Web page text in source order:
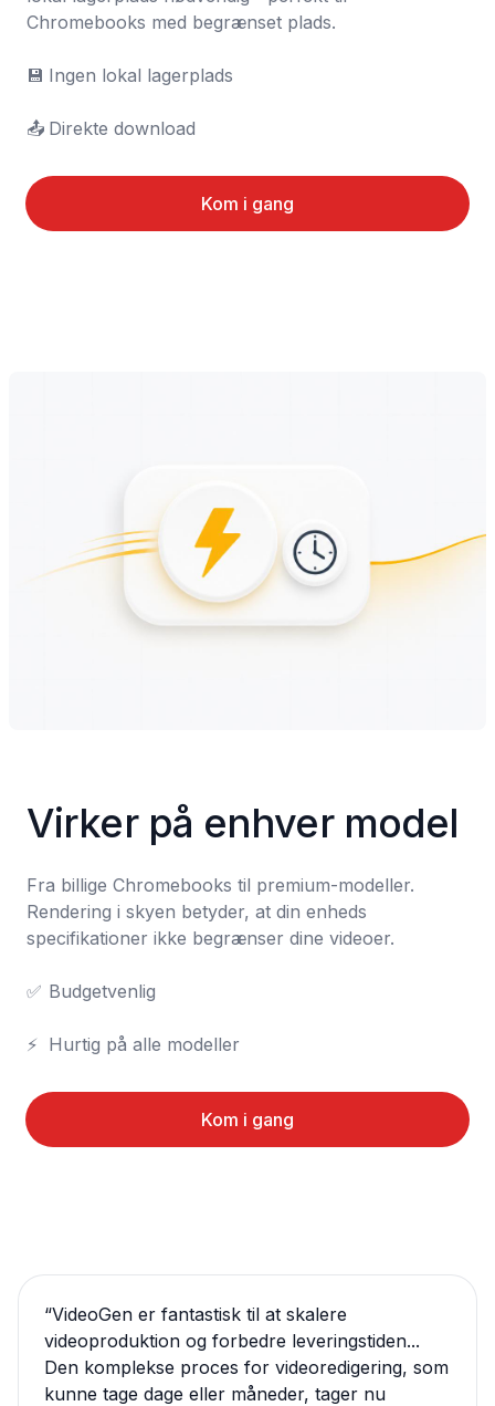
Chromebooks med begrænset plads.
💾	Ingen lokal lagerplads
📤	Direkte download
Kom i gang
Virker på enhver model
Fra billige Chromebooks til premium-modeller.
Rendering i skyen betyder, at din enheds
specifikationer ikke begrænser dine videoer.
✅	Budgetvenlig
⚡	Hurtig på alle modeller
Kom i gang
“VideoGen er fantastisk til at skalere
videoproduktion og forbedre leveringstiden...
Den komplekse proces for videoredigering, som
kunne tage dage eller måneder, tager nu